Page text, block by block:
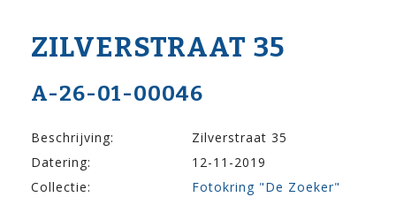
ZILVER­STRAAT 35
A-26-01-00046
Beschrijving:
Zilverstraat 35
Datering:
12-11-2019
Collectie:
Fotokring "De Zoeker"